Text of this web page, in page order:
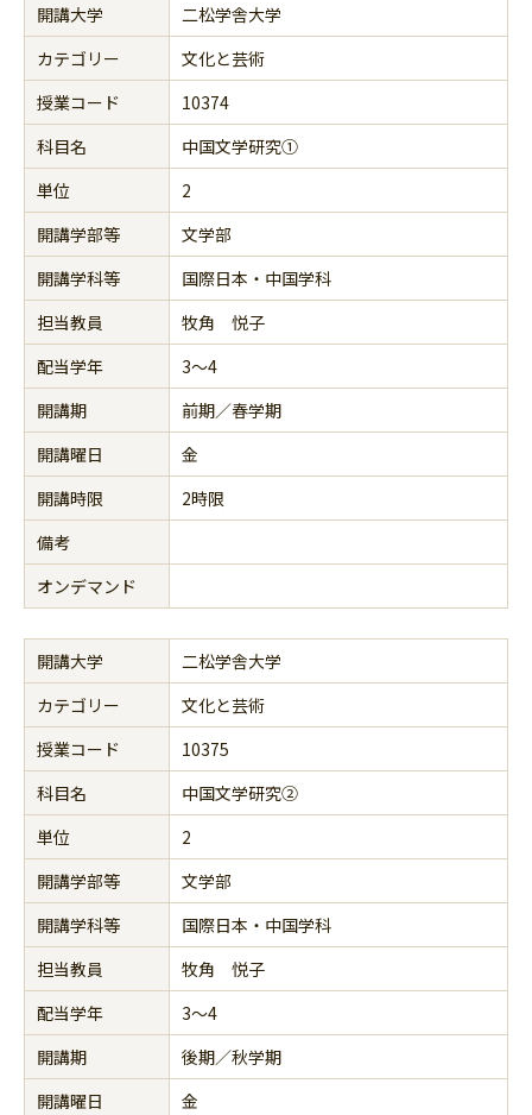
開講大学
二松学舎大学
カテゴリー
文化と芸術
授業コード
10374
科目名
中国文学研究①
単位
2
開講学部等
文学部
開講学科等
国際日本・中国学科
担当教員
牧角 悦子
配当学年
3～4
開講期
前期／春学期
開講曜日
金
開講時限
2時限
備考
オンデマンド
開講大学
二松学舎大学
カテゴリー
文化と芸術
授業コード
10375
科目名
中国文学研究②
単位
2
開講学部等
文学部
開講学科等
国際日本・中国学科
担当教員
牧角 悦子
配当学年
3～4
開講期
後期／秋学期
開講曜日
金